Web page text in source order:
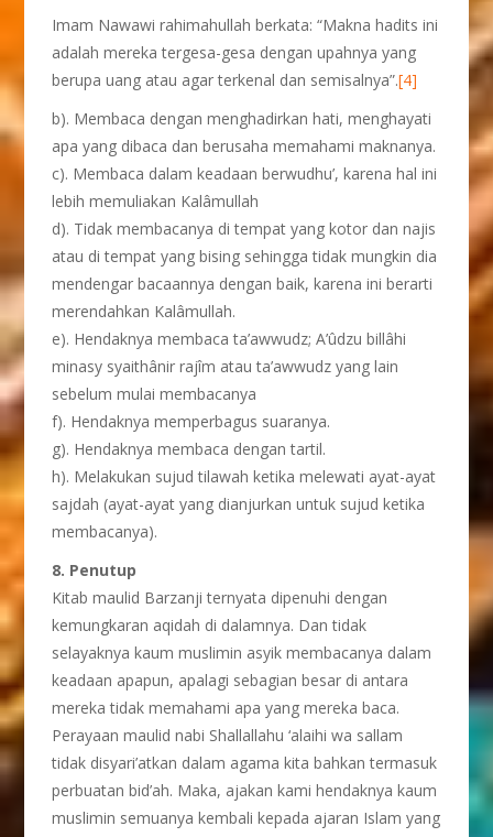
Imam Nawawi rahimahullah berkata: “Makna hadits ini
adalah mereka tergesa-gesa dengan upahnya yang
berupa uang atau agar terkenal dan semisalnya”.[4]
b). Membaca dengan menghadirkan hati, menghayati
apa yang dibaca dan berusaha memahami maknanya.
c). Membaca dalam keadaan berwudhu’, karena hal ini
lebih memuliakan Kalâmullah
d). Tidak membacanya di tempat yang kotor dan najis
atau di tempat yang bising sehingga tidak mungkin dia
mendengar bacaannya dengan baik, karena ini berarti
merendahkan Kalâmullah.
e). Hendaknya membaca ta’awwudz; A’ûdzu billâhi
minasy syaithânir rajîm atau ta’awwudz yang lain
sebelum mulai membacanya
f). Hendaknya memperbagus suaranya.
g). Hendaknya membaca dengan tartil.
h). Melakukan sujud tilawah ketika melewati ayat-ayat
sajdah (ayat-ayat yang dianjurkan untuk sujud ketika
membacanya).
8. Penutup
Kitab maulid Barzanji ternyata dipenuhi dengan
kemungkaran aqidah di dalamnya. Dan tidak
selayaknya kaum muslimin asyik membacanya dalam
keadaan apapun, apalagi sebagian besar di antara
mereka tidak memahami apa yang mereka baca.
Perayaan maulid nabi Shallallahu ‘alaihi wa sallam
tidak disyari’atkan dalam agama kita bahkan termasuk
perbuatan bid’ah. Maka, ajakan kami hendaknya kaum
muslimin semuanya kembali kepada ajaran Islam yang